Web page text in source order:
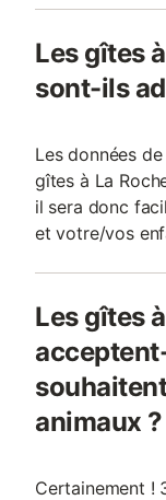
Les gîtes
sont-ils
Les données
gîtes à La
il sera donc
et votre/vos
Les gîtes
animaux ?
Certainement !